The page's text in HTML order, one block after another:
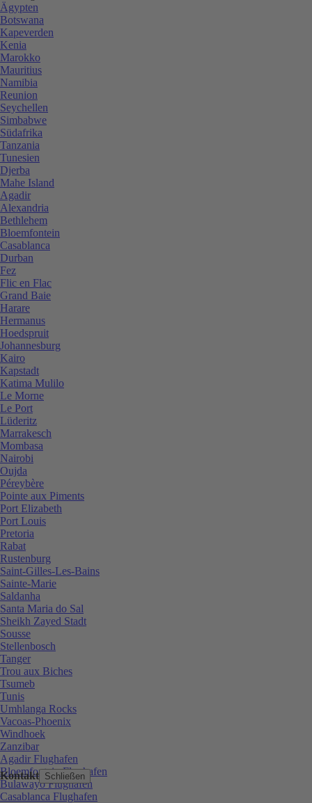
Kontakt Schließen
Ägypten
Botswana
Kapeverden
Kenia
Marokko
Mauritius
Namibia
Reunion
Seychellen
Simbabwe
Südafrika
Tanzania
Tunesien
Djerba
Mahe Island
Agadir
Alexandria
Bethlehem
Bloemfontein
Casablanca
Durban
Fez
Flic en Flac
Grand Baie
Harare
Hermanus
Hoedspruit
Johannesburg
Kairo
Kapstadt
Katima Mulilo
Le Morne
Le Port
Lüderitz
Marrakesch
Mombasa
Nairobi
Oujda
Péreybère
Pointe aux Piments
Port Elizabeth
Port Louis
Pretoria
Rabat
Rustenburg
Saint-Gilles-Les-Bains
Sainte-Marie
Saldanha
Santa Maria do Sal
Sheikh Zayed Stadt
Sousse
Stellenbosch
Tanger
Trou aux Biches
Tsumeb
Tunis
Umhlanga Rocks
Vacoas-Phoenix
Windhoek
Zanzibar
Agadir Flughafen
Bloemfontein Flughafen
Bulawayo Flughafen
Casablanca Flughafen